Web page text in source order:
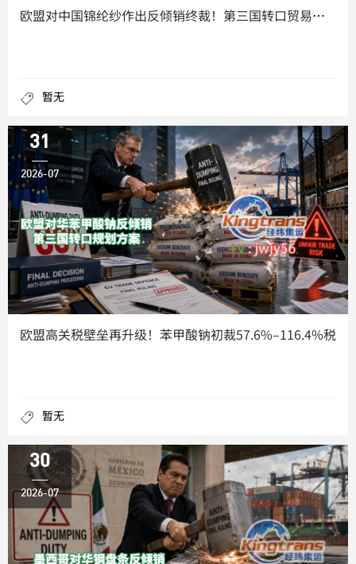
欧盟对中国锦纶纱作出反倾销终裁！第三国转口贸易能否稳住市场份
暂无
31
2026-07
欧盟高关税壁垒再升级！苯甲酸钠初裁57.6%–116.4%税
暂无
30
2026-07